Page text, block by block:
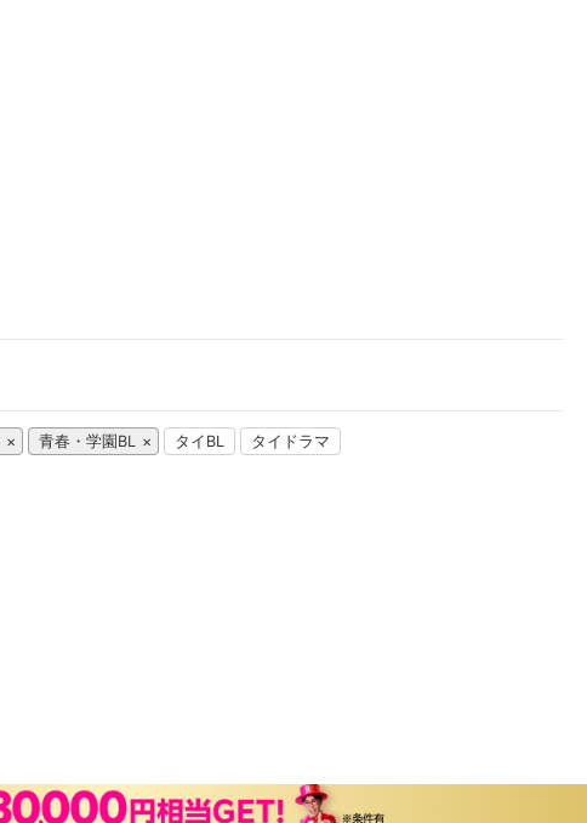
青春・学園BL タイBL タイドラマ